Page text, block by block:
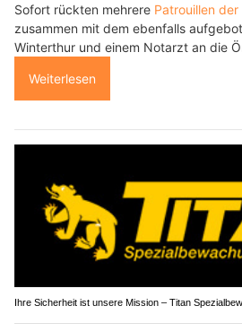
Sofort rückten mehrere Patrouillen
zusammen mit dem ebenfalls
Winterthur und einem Notarzt an die
Weiterlesen
Ihre Sicherheit ist unsere Mission – Titan